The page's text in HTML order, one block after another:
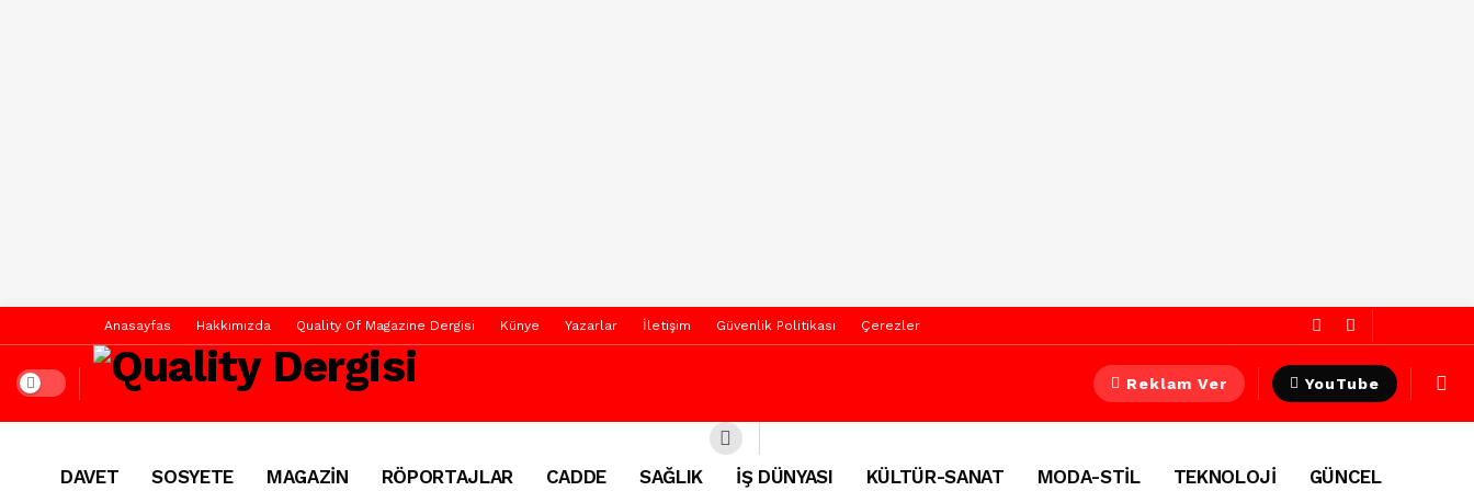
Anasayfas Hakkımızda Quality Of Magazine Dergisi Künye Yazarlar İletişim Güvenlik Politikası Çerezler
Dark mode Reklam Ver YouTube
DAVET SOSYETE MAGAZİN RÖPORTAJLAR CADDE SAĞLIK İŞ DÜNYASI KÜLTÜR-SANAT MODA-STİL TEKNOLOJİ GÜNCEL